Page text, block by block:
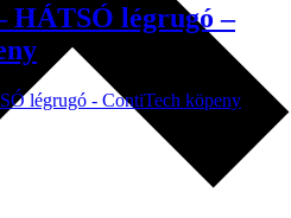
HÁTSÓ légrugó –